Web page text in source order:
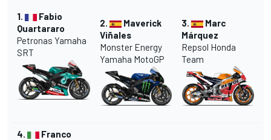
1.
Fabio
Quartararo
Petronas Yamaha
SRT
2.
Maverick
Viñales
Monster Energy
Yamaha MotoGP
3.
Marc
Márquez
Repsol Honda
Team
4.
Franco